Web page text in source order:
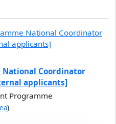
National Coordinator
applicants]
Programme
)